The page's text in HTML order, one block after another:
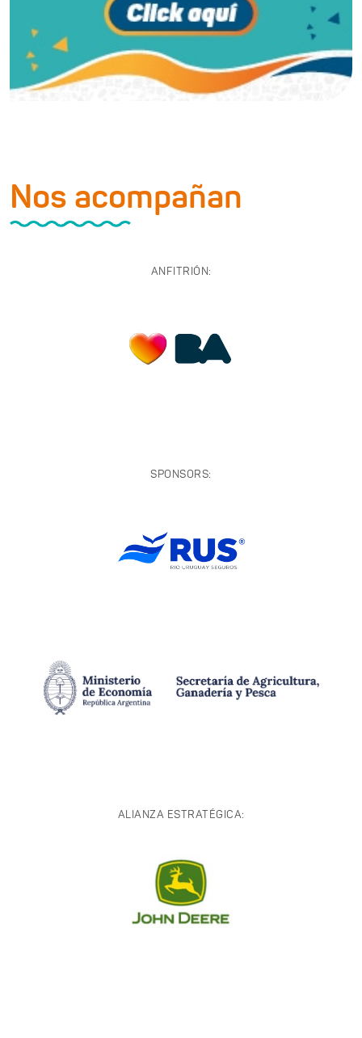
Nos acompañan
ANFITRIÓN:
SPONSORS:
ALIANZA ESTRATÉGICA: